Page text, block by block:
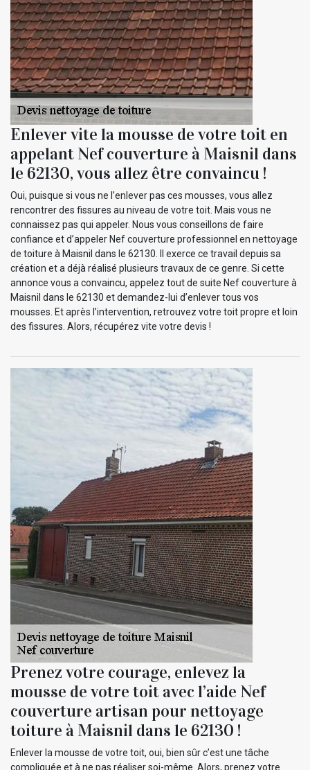
Enlever vite la mousse de votre toit en
appelant Nef couverture à Maisnil dans
le 62130, vous allez être convaincu !
Oui, puisque si vous ne l’enlever pas ces mousses, vous allez
rencontrer des fissures au niveau de votre toit. Mais vous ne
connaissez pas qui appeler. Nous vous conseillons de faire
confiance et d’appeler Nef couverture professionnel en nettoyage
de toiture à Maisnil dans le 62130. Il exerce ce travail depuis sa
création et a déjà réalisé plusieurs travaux de ce genre. Si cette
annonce vous a convaincu, appelez tout de suite Nef couverture à
Maisnil dans le 62130 et demandez-lui d’enlever tous vos
mousses. Et après l’intervention, retrouvez votre toit propre et loin
des fissures. Alors, récupérez vite votre devis !
Prenez votre courage, enlevez la
mousse de votre toit avec l’aide Nef
couverture artisan pour nettoyage
toiture à Maisnil dans le 62130 !
Enlever la mousse de votre toit, oui, bien sûr c’est une tâche
compliquée et à ne pas réaliser soi-même. Alors, prenez votre